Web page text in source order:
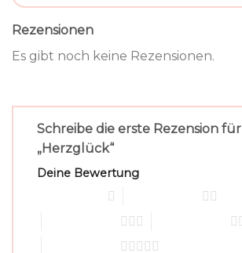
Rezensionen
Es gibt noch keine Rezensionen.
Schreibe die erste Rezension für
„Herzglück“
Deine Bewertung